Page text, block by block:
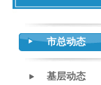
市总动态
基层动态